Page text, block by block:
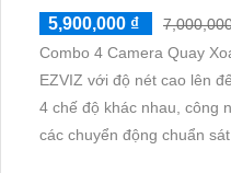
5,900,000 ₫
Combo 4 Camera Quay
EZVIZ với độ nét cao lên
4 chế độ khác nhau, công
các chuyển động chuẩn